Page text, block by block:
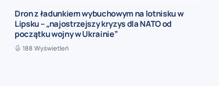
Dron z ładunkiem wybuchowym na lotnisku w
Lipsku – „najostrzejszy kryzys dla NATO od
początku wojny w Ukrainie”
188 Wyświetleń